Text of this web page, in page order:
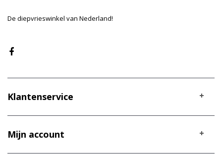
De diepvrieswinkel van Nederland!
Klantenservice
Mijn account